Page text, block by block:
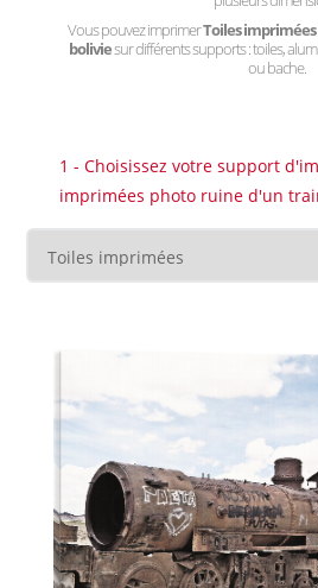
Vous pouvez imprimerToiles
boliviesur différents supports : toiles,
ou bache.
1 - Choisissez votre support
imprimées photo ruine d'un